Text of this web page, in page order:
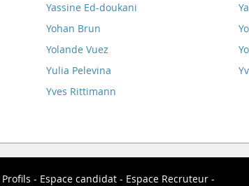
Yassine Ed-doukani
Yohan Brun
Yolande Vuez
Yulia Pelevina
Yves Rittimann
Profils Espace candidat
Espace Recruteur